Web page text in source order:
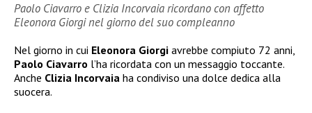
Paolo Ciavarro e Clizia Incorvaia ricordano con affetto
Eleonora Giorgi nel giorno del suo compleanno
Nel giorno in cui Eleonora Giorgi avrebbe compiuto 72 anni,
Paolo Ciavarro l’ha ricordata con un messaggio toccante.
Anche Clizia Incorvaia ha condiviso una dolce dedica alla
suocera.